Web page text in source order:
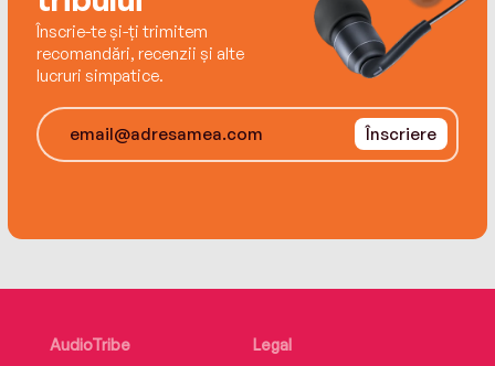
could demolish everything.
Înscrie-te și-ți trimitem
recomandări, recenzii și alte
lucruri simpatice.
Înscriere
AudioTribe
Legal